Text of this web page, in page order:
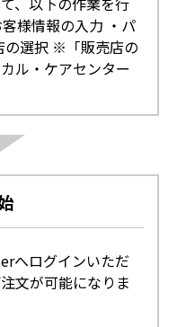
様情報の入力 ・パ
の選択 ※「販売店の
ル・ケアセンター
へログインいただ
文が可能になりま